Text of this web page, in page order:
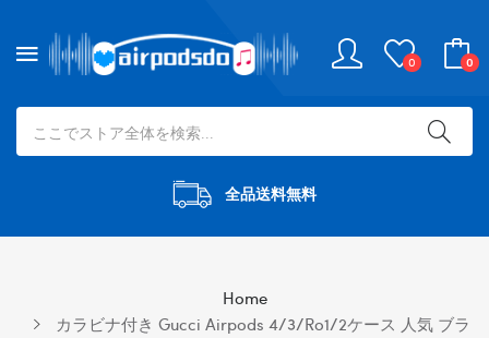
0 0
全品送料無料
Home
カラビナ付き Gucci Airpods 4/3/ro1/2ケース 人気 ブラ